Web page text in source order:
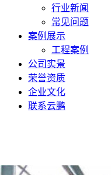
行业新闻
常见问题
案例展示
工程案例
公司实景
荣誉资质
企业文化
联系云鹏